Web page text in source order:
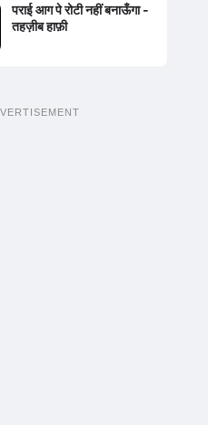
पराई आग पे रोटी नहीं बनाऊँगा -
तहज़ीब हाफ़ी